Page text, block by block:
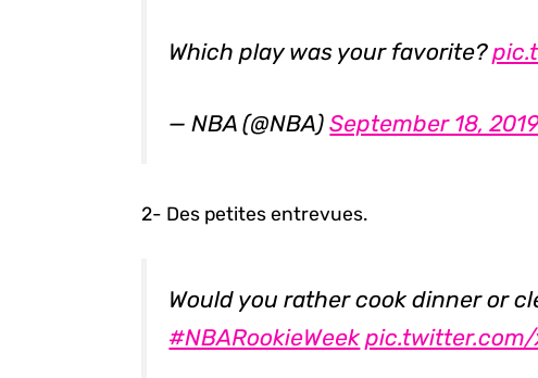
Which play was your favorite?
— NBA (@NBA)September 18,
2- Des petites entrevues.
Would you rather cook dinner or
#NBARookieWeek